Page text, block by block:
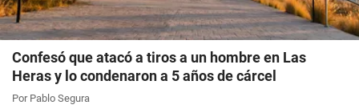
Confesó que atacó a tiros a un hombre en Las
Heras y lo condenaron a 5 años de cárcel
Por Pablo Segura